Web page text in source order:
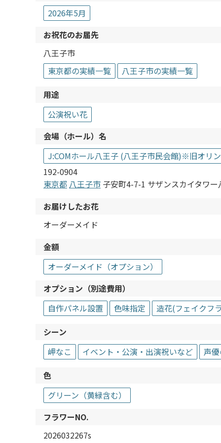
2026年5月
お祝花のお届先
八王子市
東京都の実績一覧
八王子市の実績一覧
用途
公演祝い花
会場（ホール）名
J:COMホール八王子 (八王子市民会館)※旧オリ
192-0904
東京都 八王子市 子安町4-7-1 サザンスカイタワー
お届けしたお花
オーダーメイド
金額
オーダーメイド（オプション）
オプション（別途費用）
自作パネル設置
色味指定
造花(フェイクフ
シーン
岬なこ
イベント・公演・出演祝いなど
声
色
グリーン（黄緑含む）
フラワーNO.
2026032267s